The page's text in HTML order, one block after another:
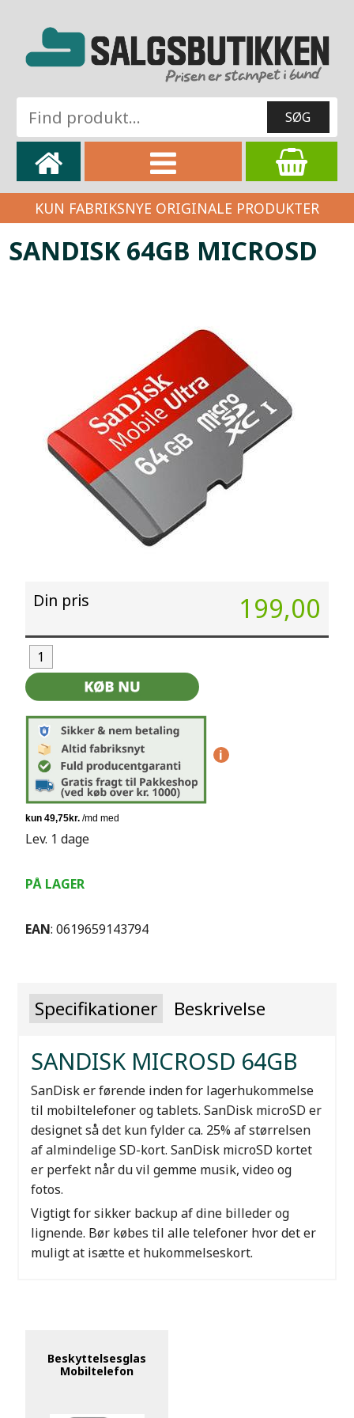
KUN FABRIKSNYE ORIGINALE PRODUKTER
SANDISK 64GB MICROSD
Din pris 199,00
i
Lev. 1 dage
PÅ LAGER
EAN: 0619659143794
Specifikationer Beskrivelse
SANDISK MICROSD 64GB
SanDisk er førende inden for lagerhukommelse
til mobiltelefoner og tablets. SanDisk microSD er
designet så det kun fylder ca. 25% af størrelsen
af almindelige SD-kort. SanDisk microSD kortet
er perfekt når du vil gemme musik, video og
fotos.
Vigtigt for sikker backup af dine billeder og
lignende. Bør købes til alle telefoner hvor det er
muligt at isætte et hukommelseskort.
Beskyttelsesglas
Mobiltelefon